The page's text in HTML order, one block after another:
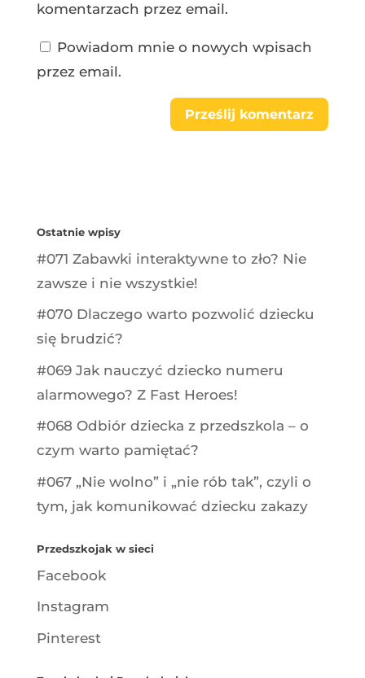
komentarzach przez email.
Powiadom mnie o nowych wpisach
przez email.
Ostatnie wpisy
#071 Zabawki interaktywne to zło? Nie
zawsze i nie wszystkie!
#070 Dlaczego warto pozwolić dziecku
się brudzić?
#069 Jak nauczyć dziecko numeru
alarmowego? Z Fast Heroes!
#068 Odbiór dziecka z przedszkola – o
czym warto pamiętać?
#067 „Nie wolno” i „nie rób tak”, czyli o
tym, jak komunikować dziecku zakazy
Przedszkojak w sieci
Facebook
Instagram
Pinterest